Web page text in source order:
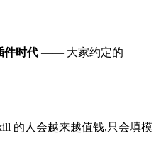
件时代 —— 大家约定的
的人会越来越值钱,只会填模